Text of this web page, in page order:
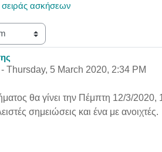
ασκήσεων
- Thursday, 5 March 2020, 2:34 PM
θα γίνει την Πέμπτη 12/3/
σημειώσεις και ένα με ανοιχτές.